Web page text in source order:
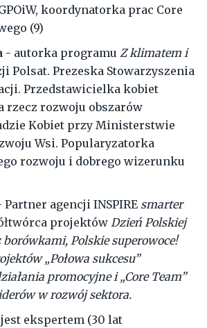
koordynatorka prac Core
(9)
- autorka programu Z klimatem i
Polsat. Prezeska Stowarzyszenia
Przedstawicielka kobiet
rzecz rozwoju obszarów
Kobiet przy Ministerstwie
Wsi. Popularyzatorka
rozwoju i dobrego wizerunku
Partner agencji INSPIRE smarter
projektów Dzień Polskiej
Polskie superowoce!
„Połowa sukcesu”
promocyjne i „Core Team”
w rozwój sektora.
jest ekspertem (30 lat